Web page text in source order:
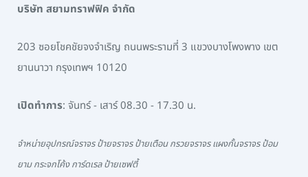
บริษัท สยามทราฟฟิค จำกัด
203 ซอยโชคชัยจงจำเริญ ถนนพระรามที่ 3 แขวงบางโพงพาง เขต
ยานนาวา กรุงเทพฯ 10120
เปิดทำการ: จันทร์ - เสาร์ 08.30 - 17.30 น.
จำหน่ายอุปกรณ์จราจร ป้ายจราจร ป้ายเตือน กรวยจราจร แผงกั้นจราจร ป้อม
ยาม กระจกโค้ง การ์ดเรล ป้ายเซฟตี้